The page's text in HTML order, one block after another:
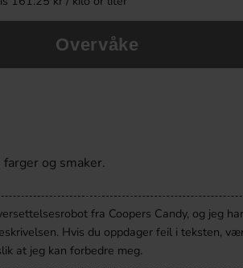
Köp
Overvåke
og smaker.
fra Coopers Candy, og jeg
Hvis du oppdager feil i teksten,
at jeg kan forbedre meg.